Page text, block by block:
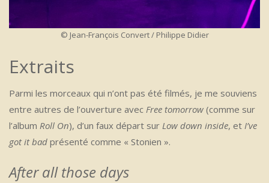
© Jean-François Convert / Philippe Didier
Extraits
Parmi les morceaux qui n’ont pas été filmés, je me souviens
entre autres de l’ouverture avec Free tomorrow (comme sur
l’album Roll On), d’un faux départ sur Low down inside, et I’ve
got it bad présenté comme « Stonien ».
After all those days